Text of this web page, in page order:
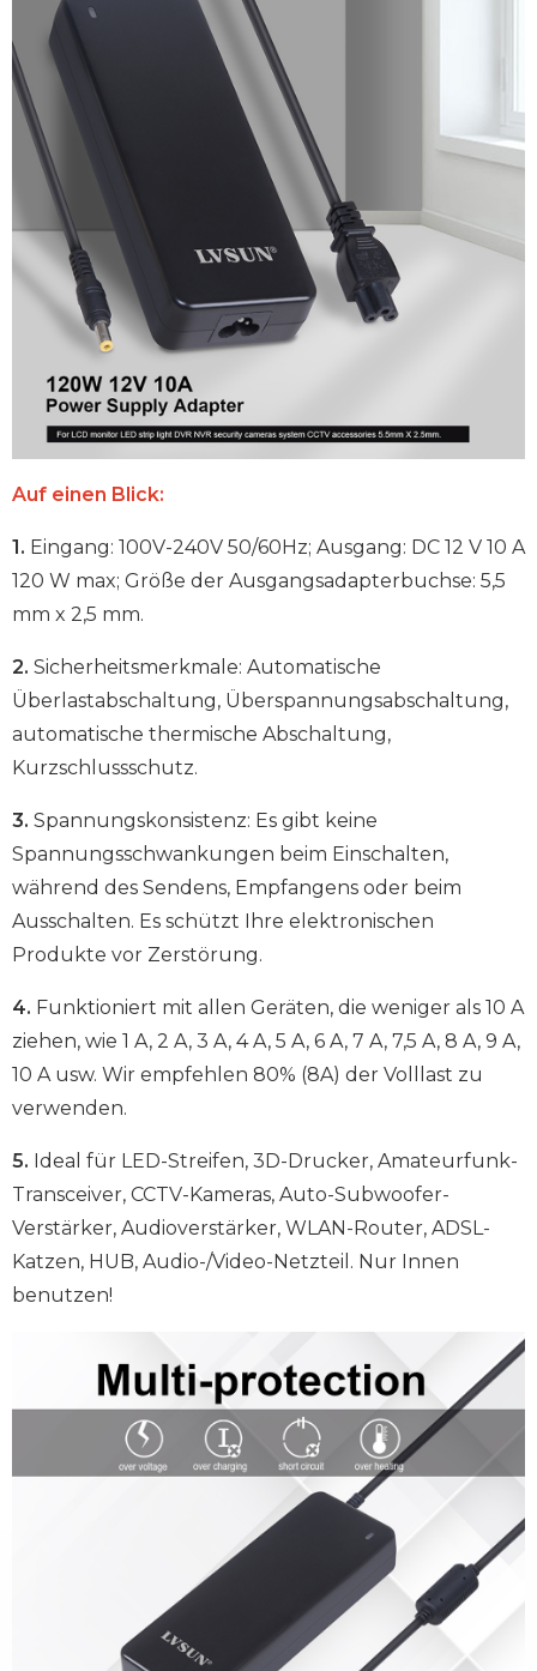
Auf einen Blick:
1. Eingang: 100V-240V 50/60Hz; Ausgang: DC 12 V 10 A
120 W max; Größe der Ausgangsadapterbuchse: 5,5
mm x 2,5 mm.
2. Sicherheitsmerkmale: Automatische
Überlastabschaltung, Überspannungsabschaltung,
automatische thermische Abschaltung,
Kurzschlussschutz.
3. Spannungskonsistenz: Es gibt keine
Spannungsschwankungen beim Einschalten,
während des Sendens, Empfangens oder beim
Ausschalten. Es schützt Ihre elektronischen
Produkte vor Zerstörung.
4. Funktioniert mit allen Geräten, die weniger als 10 A
ziehen, wie 1 A, 2 A, 3 A, 4 A, 5 A, 6 A, 7 A, 7,5 A, 8 A, 9 A,
10 A usw. Wir empfehlen 80% (8A) der Volllast zu
verwenden.
5. Ideal für LED-Streifen, 3D-Drucker, Amateurfunk-
Transceiver, CCTV-Kameras, Auto-Subwoofer-
Verstärker, Audioverstärker, WLAN-Router, ADSL-
Katzen, HUB, Audio-/Video-Netzteil. Nur Innen
benutzen!